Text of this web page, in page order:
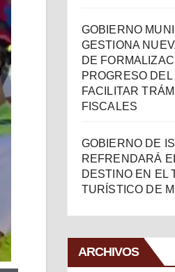
GOBIERNO
GESTIONA
DE
PROGRESO
FACILITAR
FISCALES
GOBIERNO DE
REFRENDARÁ
DESTINO EN EL
TURÍSTICO DE
ARCHIVOS